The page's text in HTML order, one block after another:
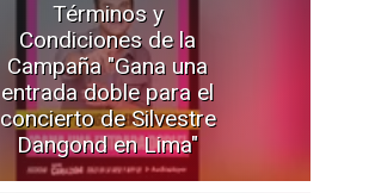
Términos y
Condiciones de la
Campaña "Gana una
entrada doble para el
concierto de Silvestre
Dangond en Lima"